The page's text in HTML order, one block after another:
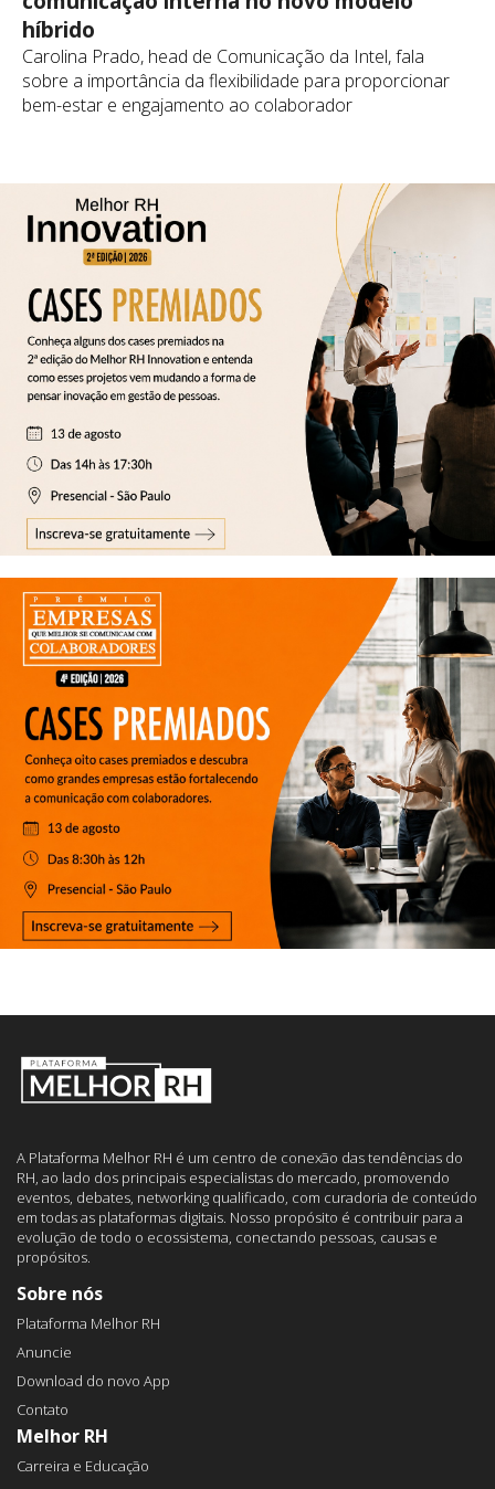
híbrido
Carolina Prado, head de Comunicação da Intel, fala
sobre a importância da flexibilidade para proporcionar
bem-estar e engajamento ao colaborador
A Plataforma Melhor RH é um centro de conexão das tendências do
RH, ao lado dos principais especialistas do mercado, promovendo
eventos, debates, networking qualificado, com curadoria de conteúdo
em todas as plataformas digitais. Nosso propósito é contribuir para a
evolução de todo o ecossistema, conectando pessoas, causas e
propósitos.
Sobre nós
Plataforma Melhor RH
Anuncie
Download do novo App
Contato
Melhor RH
Carreira e Educação